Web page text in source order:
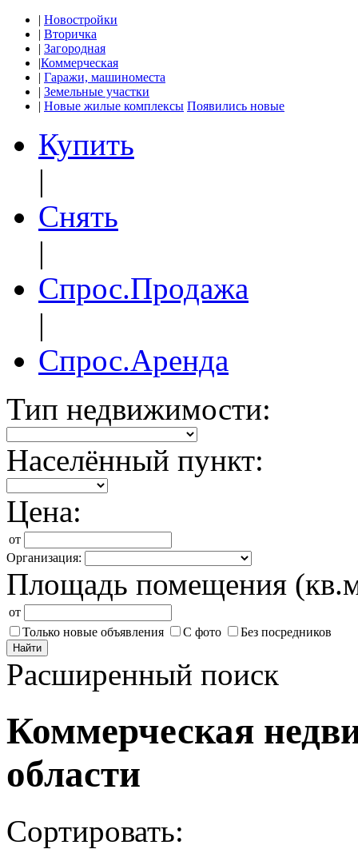
| Новостройки
| Вторичка
| Загородная
|Коммерческая
| Гаражи, машиноместа
| Земельные участки
| Новые жилые комплексы Появились новые
Купить
|
Снять
|
Спрос.Продажа
|
Спрос.Аренда
Тип недвижимости:
Населённый пункт:
Цена:
от
Организация:
Площадь помещения
от
Только новые объявления
С фото Без посредников
Найти
Расширенный поиск
Коммерческая
области
Сортировать: